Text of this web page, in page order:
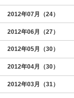
2012年07月（24）
2012年06月（27）
2012年05月（30）
2012年04月（30）
2012年03月（31）